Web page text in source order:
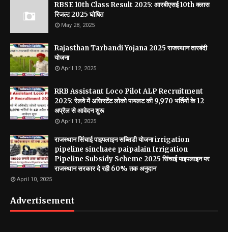
RBSE 10th Class Result 2025: आरबीएसई 10th क्लास
रिजल्ट 2025 घोषित
May 28, 2025
Rajasthan Tarbandi Yojana 2025 राजस्थान तारबंदी
योजना
April 12, 2025
RRB Assistant Loco Pilot ALP Recruitment
2025: रेलवे में असिस्टेंट लोको पायलट की 9,970 भर्तियों के 12
अप्रैल से आवेदन शुरू
April 11, 2025
राजस्थान सिंचाई पाइपलाइन सब्सिडी योजना irrigation
pipeline sinchaee paipalain Irrigation
Pipeline Subsidy Scheme 2025 सिंचाई पाइपलाइन पर
राजस्थान सरकार दे रही 60% तक अनुदान
April 10, 2025
Advertisement